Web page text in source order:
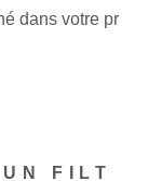
dans votre pr
FILT